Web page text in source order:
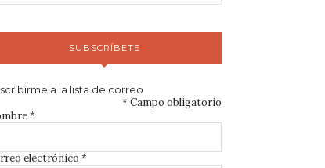
SUBSCRÍBETE
a la lista de correo
* Campo obligatorio
*
electrónico *